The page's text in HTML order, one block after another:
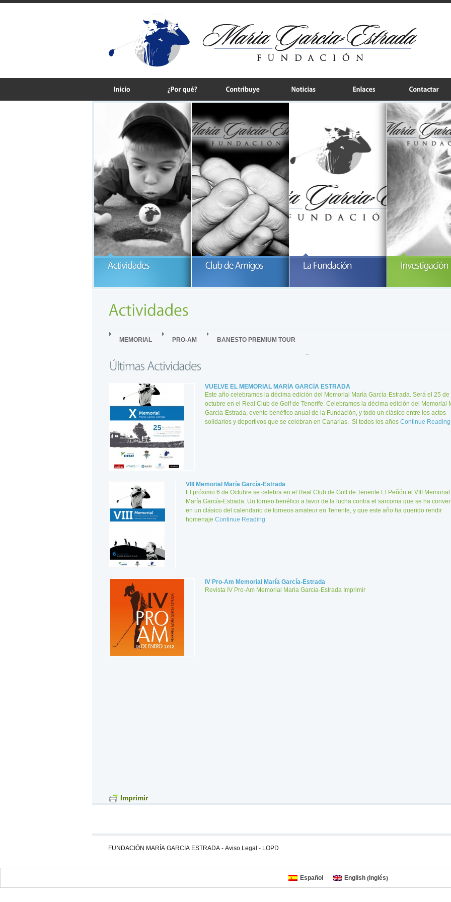
Participa con la Fundación María
Invierte en Investigación y ayúdanos a
MEMORIAL PRO-AM
BANESTO PREMIUM TOUR
–
VUELVE EL MEMORIAL MARÍA GARCÍA ESTRADA
Este año celebramos la décima edición del Memorial María García-Estrada. Será el 25 de
octubre en el Real Club de Golf de Tenerife. Celebramos la décima edición del Memorial
García-Estrada, evento benéfico anual de la Fundación, y todo un clásico entre los actos
solidarios y deportivos que se celebran en Canarias. Si todos los años Continue Reading
VIII Memorial María García-Estrada
El próximo 6 de Octubre se celebra en el Real Club de Golf de Tenerife El Peñón el VIII Memorial
María García-Estrada. Un torneo benéfico a favor de la lucha contra el sarcoma que se ha
en un clásico del calendario de torneos amateur en Tenerife, y que este año ha querido rendir
homenaje Continue Reading
IV Pro-Am Memorial María García-Estrada
Revista IV Pro-Am Memorial Maria Garcia-Estrada Imprimir
Imprimir
FUNDACIÓN MARÍA GARCIA ESTRADA - Aviso Legal - LOPD
Español English (Inglés)